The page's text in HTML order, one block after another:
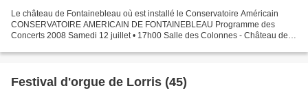
Le château de Fontainebleau où est installé le Conservatoire Américain
CONSERVATOIRE AMERICAIN DE FONTAINEBLEAU Programme des
Concerts 2008 Samedi 12 juillet • 17h00 Salle des Colonnes - Château de
Festival d'orgue de Lorris (45)